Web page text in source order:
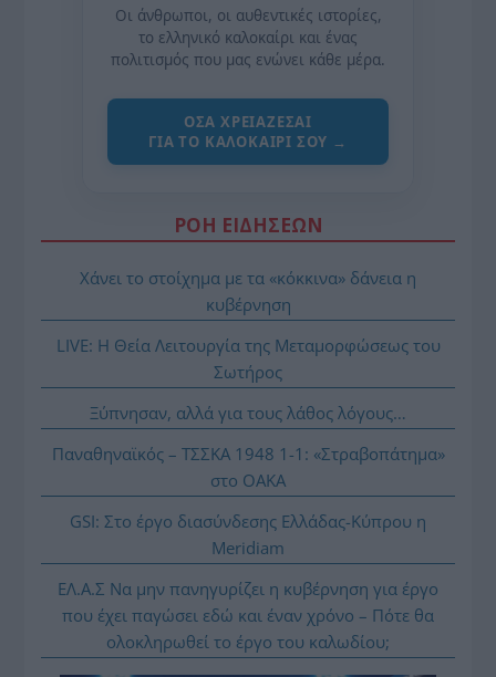
Οι άνθρωποι, οι αυθεντικές ιστορίες,
το ελληνικό καλοκαίρι και ένας
πολιτισμός που μας ενώνει κάθε μέρα.
ΌΣΑ ΧΡΕΙΆΖΕΣΑΙ
ΓΙΑ ΤΟ ΚΑΛΟΚΑΊΡΙ ΣΟΥ →
ΡΟΗ ΕΙΔΗΣΕΩΝ
Χάνει το στοίχημα με τα «κόκκινα» δάνεια η
κυβέρνηση
LIVE: Η Θεία Λειτουργία της Μεταμορφώσεως του
Σωτήρος
Ξύπνησαν, αλλά για τους λάθος λόγους…
Παναθηναϊκός – ΤΣΣΚΑ 1948 1-1: «Στραβοπάτημα»
στο ΟΑΚΑ
GSI: Στο έργο διασύνδεσης Ελλάδας-Κύπρου η
Meridiam
ΕΛ.Α.Σ Να μην πανηγυρίζει η κυβέρνηση για έργο
που έχει παγώσει εδώ και έναν χρόνο – Πότε θα
ολοκληρωθεί το έργο του καλωδίου;